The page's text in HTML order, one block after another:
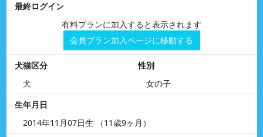
最終ログイン
有料プランに加入すると表示されます
会員プラン加入ページに移動する
犬猫区分
犬
性別
女の子
生年月日
2014年11月07日生 （11歳9ヶ月）